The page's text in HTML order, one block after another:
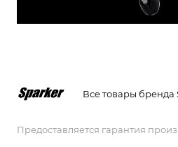
Все товары бренда
Предоставляется гарантия